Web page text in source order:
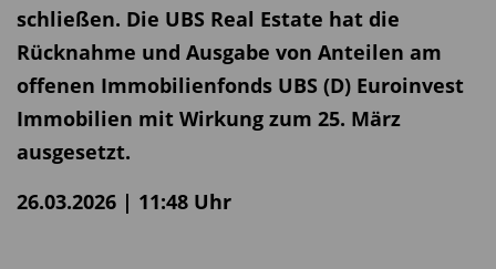
schließen. Die UBS Real Estate hat die
Rücknahme und Ausgabe von Anteilen am
offenen Immobilienfonds UBS (D) Euroinvest
Immobilien mit Wirkung zum 25. März
ausgesetzt.
26.03.2026 | 11:48 Uhr